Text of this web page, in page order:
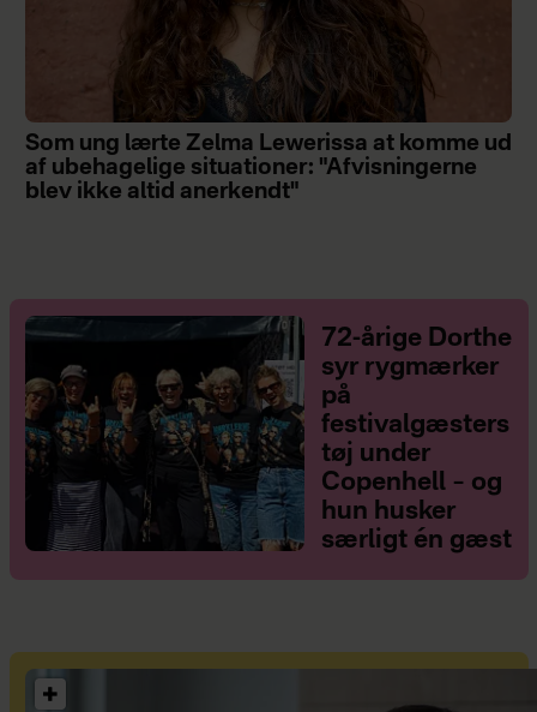
Som ung lærte Zelma Lewerissa at komme ud
af ubehagelige situationer: "Afvisningerne
blev ikke altid anerkendt"
72-årige Dorthe
syr rygmærker
på
festivalgæsters
tøj under
Copenhell – og
hun husker
særligt én gæst